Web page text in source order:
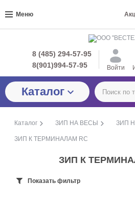
Меню
8 (485) 294-57-95
8(901)994-57-95
Войти
Каталог
Каталог ЗИП НА ВЕСЫ ЗИП
ЗИП К ТЕРМИНАЛАМ RC
ЗИП К
Показать фильтр